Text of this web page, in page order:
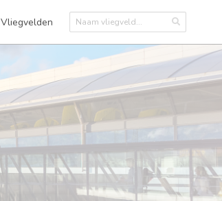
Vliegvelden